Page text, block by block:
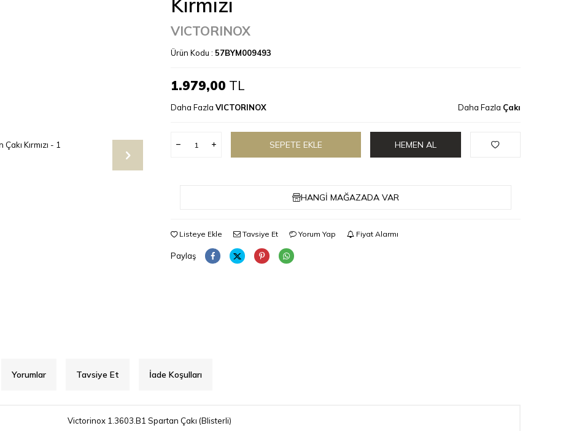
Kırmızı
VICTORINOX
Ürün Kodu : 57BYM009493
1.979,00 TL
Daha Fazla VICTORINOX Daha Fazla Çakı
SEPETE EKLE HEMEN AL
HANGI MAĞAZADA VAR
Listeye Ekle Tavsiye Et Yorum Yap Fiyat Alarmı
Paylaş
Yorumlar Tavsiye Et İade Koşulları
Victorinox 1.3603.B1 Spartan Çakı (Blisterli)